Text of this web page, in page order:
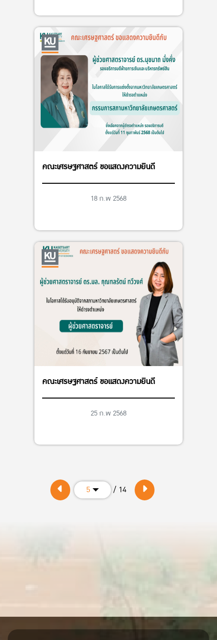
คณะเศรษฐศาสตร์ ขอแสดงความยินดี
18 ก.พ 2568
คณะเศรษฐศาสตร์ ขอแสดงความยินดี
25 ก.พ 2568
5 / 14